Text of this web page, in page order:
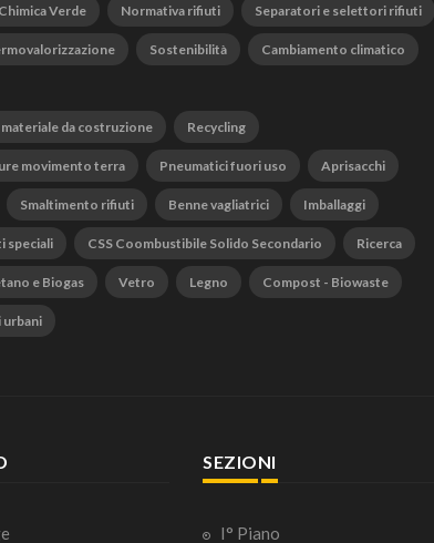
Chimica Verde Normativa rifiuti Separatori e selettori rifiuti
Sostenibilità Cambiamento climatico
da costruzione Recycling
movimento terra Pneumatici fuori uso Aprisacchi
Smaltimento rifiuti Benne vagliatrici Imballaggi
speciali CSS Coombustibile Solido Secondario Ricerca
e Biogas Vetro Legno Compost - Biowaste
urbani
SEZIONI
I° Piano